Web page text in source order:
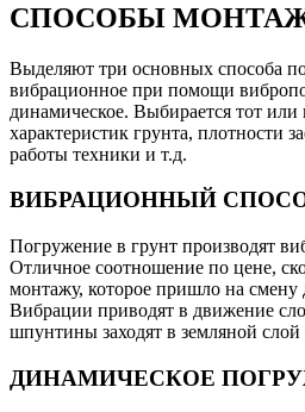
СПОСОБЫ
Выделяют три основных способа
вибрационное при помощи
динамическое. Выбирается тот или
характеристик грунта, плотности
работы техники и т.д.
ВИБРАЦИОННЫЙ
Погружение в грунт производят
Отличное соотношение по цене,
монтажу, которое пришло на
Вибрации приводят в движение
шпунтины заходят в земляной слой
ДИНАМИЧЕСКОЕ